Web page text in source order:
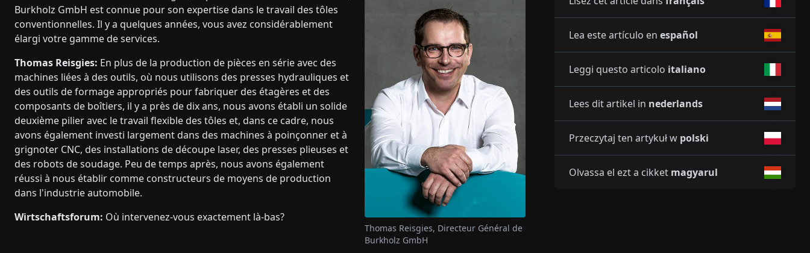
Burkholz GmbH est connue pour son expertise dans le travail des tôles
conventionnelles. Il y a quelques années, vous avez considérablement
élargi votre gamme de services.
Thomas Reisgies: En plus de la production de pièces en série avec des
machines liées à des outils, où nous utilisons des presses hydrauliques et
des outils de formage appropriés pour fabriquer des étagères et des
composants de boîtiers, il y a près de dix ans, nous avons établi un solide
deuxième pilier avec le travail flexible des tôles et, dans ce cadre, nous
avons également investi largement dans des machines à poinçonner et à
grignoter CNC, des installations de découpe laser, des presses plieuses et
des robots de soudage. Peu de temps après, nous avons également
réussi à nous établir comme constructeurs de moyens de production
dans l'industrie automobile.
Wirtschaftsforum: Où intervenez-vous exactement là-bas?
Thomas Reisgies, Directeur Général de
Burkholz GmbH
Lea este artículo en español
Leggi questo articolo italiano
Lees dit artikel in nederlands
Przeczytaj ten artykuł w polski
Olvassa el ezt a cikket magyarul